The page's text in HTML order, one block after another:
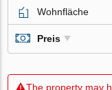
Wohnfläche
Preis
The property may